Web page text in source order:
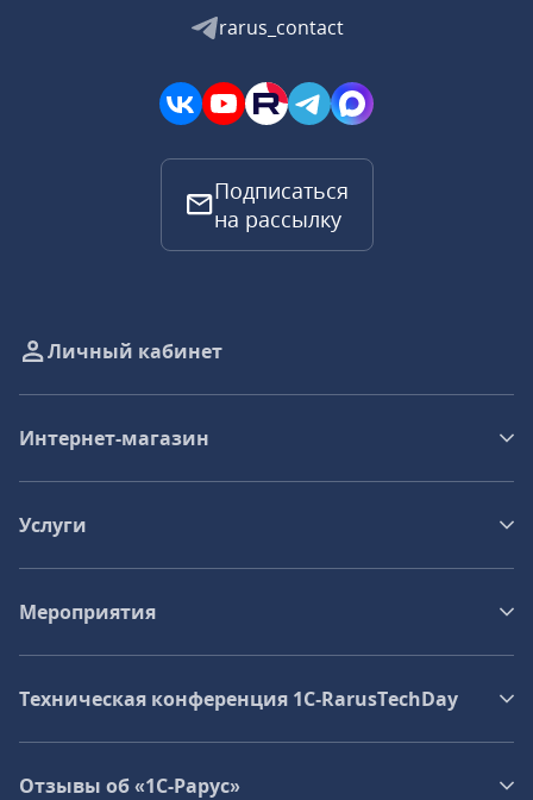
rarus_contact
Подписаться
на рассылку
Личный кабинет
Интернет-магазин
Услуги
Мероприятия
Техническая конференция 1C‑RarusTechDay
Отзывы об «1С-Рарус»